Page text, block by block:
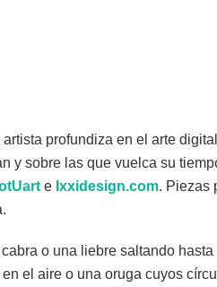
profundiza en el arte
y sobre las que vuelca su
e Ixxidesign.com. Piezas
o una liebre saltando
el aire o una oruga cuyos